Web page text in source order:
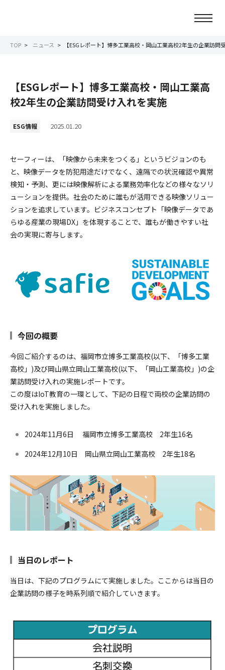
会社情報
サステナビリティ
IR情報
採用情報
TOP ニュース 【ESGレポート】博多工業高校・岡山工業高校2年生の企業訪問
【ESGレポート】博多工業高校・岡山工業高
校2年生の企業訪問受け入れを実施
ESG情報 2025.01.20
セーフィーは、「映像から未来をつくる」というビジョンのも
と、映像データを防犯用途だけでなく、遠隔での状況確認や異常
検知・予測、更には映像解析による業務効率化などの様々なソリ
ューションを提供。社会のために誰もが活用できる映像ソリュー
ションを追求しています。ビジネスコンセプト「映像データであ
らゆる産業の現場DX」を体現することで、誰もが働きやすい社
会の実現に寄与します。
今回の概要
今回ご紹介するのは、福岡市立博多工業高校(以下、「博多工業
高校」)及び岡山県立岡山工業高校(以下、「岡山工業高校」)の企
業訪問受け入れの実施レポートです。
この度はIoT教育の一環として、下記の日程で両校の企業訪問の
受け入れを実施しました。
2024年11月6日 福岡市立博多工業高校 2年生16名
2024年12月10日 岡山県立岡山工業高校 2年生18名
当日のレポート
当日は、下記のプログラムにて実施しました。ここからは当日の
企業訪問の様子を時系列順で紹介していきます。